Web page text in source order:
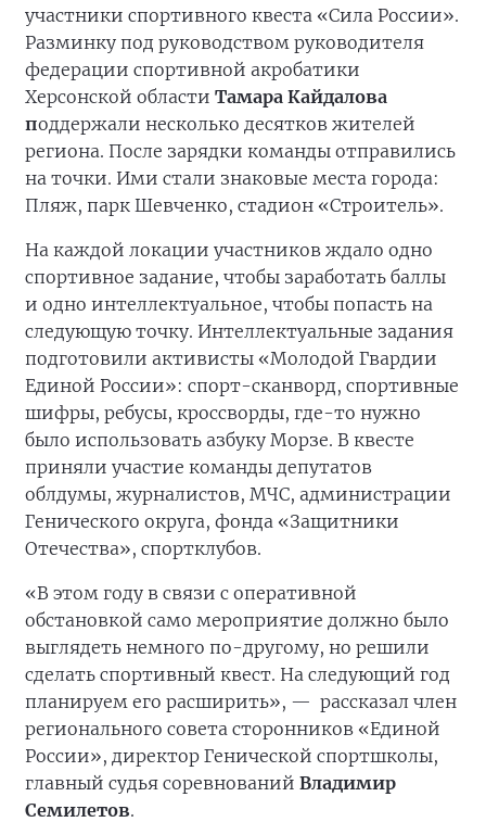
участники спортивного квеста «Сила России».
Разминку под руководством руководителя
федерации спортивной акробатики
Херсонской области Тамара Кайдалова
поддержали несколько десятков жителей
региона. После зарядки команды отправились
на точки. Ими стали знаковые места города:
Пляж, парк Шевченко, стадион «Строитель».
На каждой локации участников ждало одно
спортивное задание, чтобы заработать баллы
и одно интеллектуальное, чтобы попасть на
следующую точку. Интеллектуальные задания
подготовили активисты «Молодой Гвардии
Единой России»: спорт-сканворд, спортивные
шифры, ребусы, кроссворды, где-то нужно
было использовать азбуку Морзе. В квесте
приняли участие команды депутатов
облдумы, журналистов, МЧС, администрации
Генического округа, фонда «Защитники
Отечества», спортклубов.
«В этом году в связи с оперативной
обстановкой само мероприятие должно было
выглядеть немного по-другому, но решили
сделать спортивный квест. На следующий год
планируем его расширить», — рассказал член
регионального совета сторонников «Единой
России», директор Генической спортшколы,
главный судья соревнований Владимир
Семилетов.